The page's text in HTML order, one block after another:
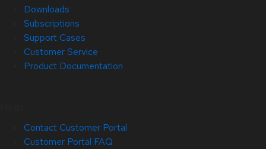
Downloads
Subscriptions
Support Cases
Customer Service
Product Documentation
Contact Customer Portal
Customer Portal FAQ